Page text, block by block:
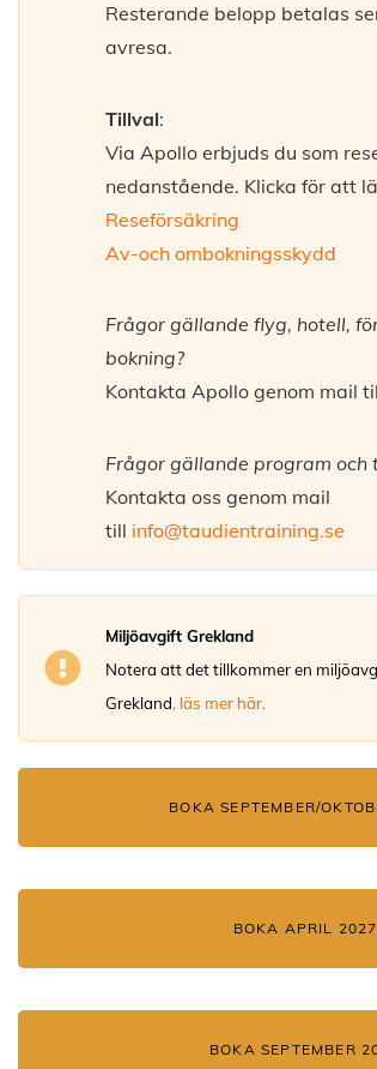
Resterande belopp betalas
avresa.
Tillval:
Via Apollo erbjuds du som
nedanstående. Klicka för att
Reseförsäkring
Av-och ombokningsskydd
Frågor gällande flyg, hotell,
bokning?
Kontakta Apollo genom mail
Frågor gällande program och
Kontakta oss genom mail
till info@taudientraining.se
Miljöavgift Grekland
Notera att det tillkommer en
Grekland, läs mer här.
BOKA SEPTEMBER/
BOKA APRIL 2027
BOKA SEPTEMBER